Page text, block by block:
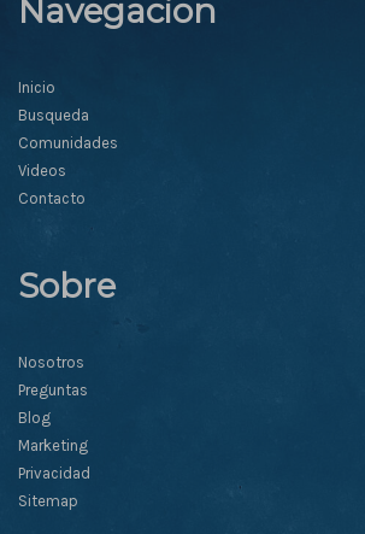
Navegacion
Inicio
Busqueda
Comunidades
Videos
Contacto
Sobre
Nosotros
Preguntas
Blog
Marketing
Privacidad
Sitemap